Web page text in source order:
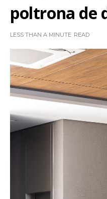
poltrona de
LESS THAN A MINUTE READ